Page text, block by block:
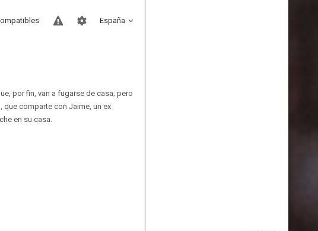
España
por fin, van a fugarse de casa; pero
que comparte con Jaime, un ex
en su casa.